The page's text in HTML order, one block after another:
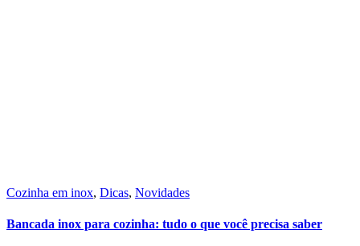
Cozinha em inox, Dicas, Novidades
Bancada inox para cozinha: tudo o que você precisa saber